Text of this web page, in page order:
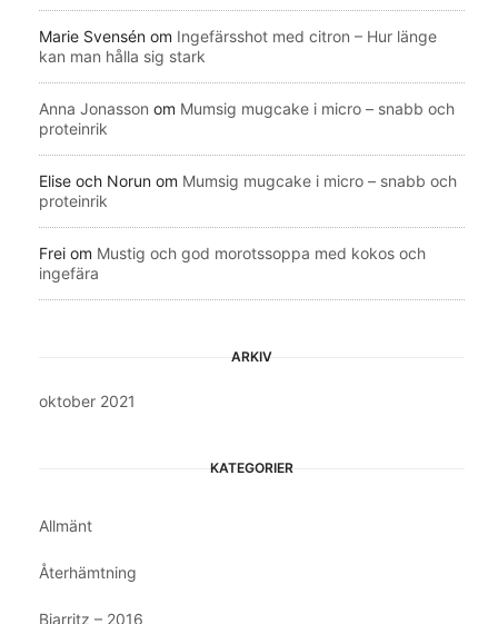
Marie Svensén om Ingefärsshot med citron – Hur länge
kan man hålla sig stark
Anna Jonasson om Mumsig mugcake i micro – snabb och
proteinrik
Elise och Norun om Mumsig mugcake i micro – snabb och
proteinrik
Frei om Mustig och god morotssoppa med kokos och
ingefära
ARKIV
oktober 2021
KATEGORIER
Allmänt
Återhämtning
Biarritz – 2016